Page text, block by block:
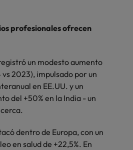
profesionales ofrecen
un modesto aumento
2023), impulsado por un
en EE.UU. y un
del +50% en la India - un
dentro de Europa, con un
en salud de +22,5%. En